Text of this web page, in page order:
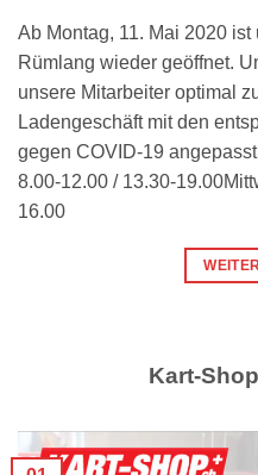
Ab Montag, 11. Mai 2020
Rümlang wieder geöffnet.
unsere Mitarbeiter optimal
Ladengeschäft mit den
gegen COVID-19
8.00-12.00 / 13.30-
16.00
Kart-